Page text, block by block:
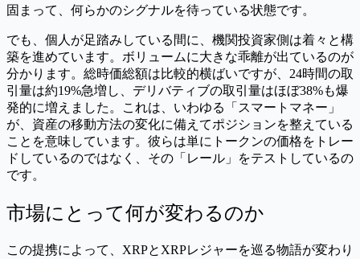
固まって、何らかのシグナルを待っている状態です。
でも、個人が足踏みしている間に、機関投資家側は着々と構
築を進めています。ボリュームに大きな乖離が出ているのが
分かります。総時価総額は比較的横ばいですが、24時間の取
引量は約19%急増し、デリバティブの取引量はほぼ38%も爆
発的に増えました。これは、いわゆる「スマートマネー」
が、資産の移動方法の変化に備えてポジションを整えている
ことを意味しています。彼らは単にトークンの価格をトレー
ドしているのではなく、その「レール」をテストしているの
です。
市場にとって何が変わるのか
この提携によって、XRPとXRPレジャーを巡る物語が変わり